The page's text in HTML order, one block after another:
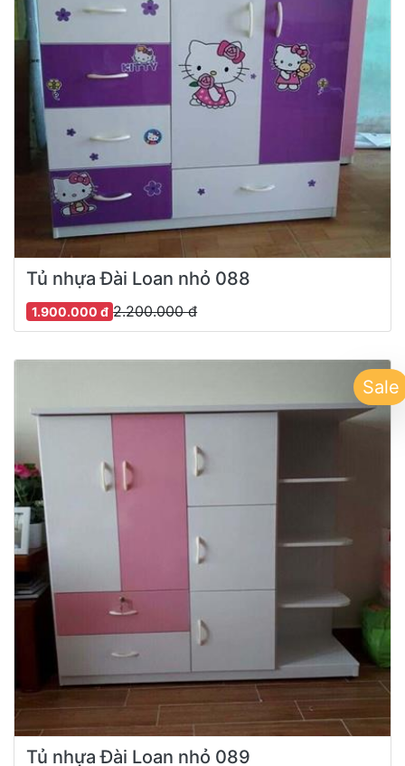
Tủ nhựa Đài Loan nhỏ 088
2.200.000 đ
1.900.000 đ
Sale
Tủ nhựa Đài Loan nhỏ 089